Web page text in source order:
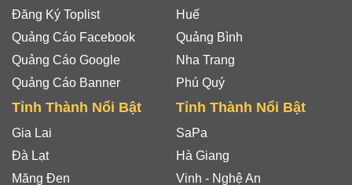
Đăng Ký Toplist
Quảng Cáo Facebook
Quảng Cáo Google
Quảng Cáo Banner
Huế
Quảng Bình
Nha Trang
Phú Quý
Tỉnh Thành Nổi Bật
Gia Lai
Đà Lạt
Măng Đen
Tỉnh Thành Nổi Bật
SaPa
Hà Giang
Vinh - Nghệ An